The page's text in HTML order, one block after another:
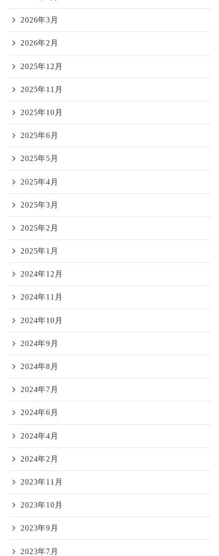
2026年3月
2026年2月
2025年12月
2025年11月
2025年10月
2025年6月
2025年5月
2025年4月
2025年3月
2025年2月
2025年1月
2024年12月
2024年11月
2024年10月
2024年9月
2024年8月
2024年7月
2024年6月
2024年4月
2024年2月
2023年11月
2023年10月
2023年9月
2023年7月